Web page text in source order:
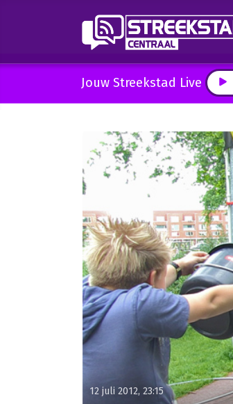
Jouw Streekstad Live
12 juli 2012, 23:15